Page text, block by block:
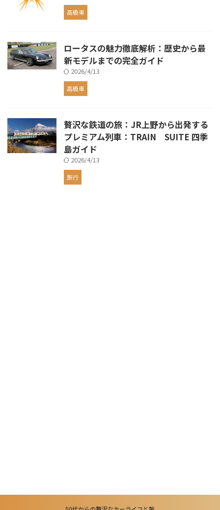
高級車
ロータスの魅力徹底解析：歴史から最
新モデルまでの完全ガイド
2026/4/13
高級車
贅沢な鉄道の旅：JR上野から出発する
プレミアム列車：TRAIN SUITE 四季
島ガイド
2026/4/13
旅行